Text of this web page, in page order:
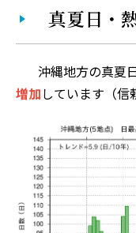
真夏日・
沖縄地方の真夏日
増加しています（信